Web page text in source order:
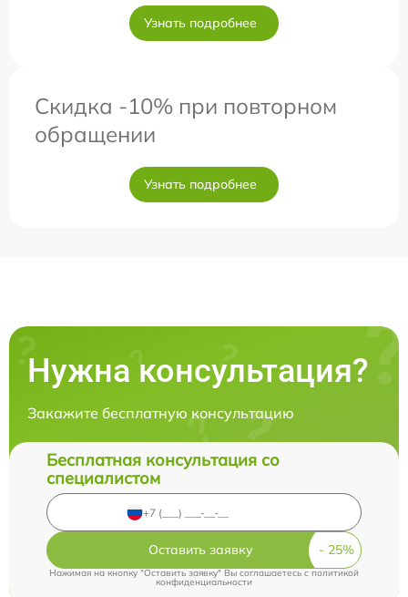
Узнать подробнее
Скидка -10% при повторном
обращении
Узнать подробнее
Нужна консультация?
Закажите бесплатную консультацию
Бесплатная консультация со
специалистом
Оставить заявку
Нажимая на кнопку "Оставить заявку" Вы соглашаетесь cполитикой
конфиденциальности